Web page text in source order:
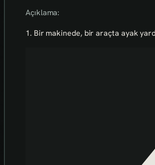
Açıklama:
1. Bir makinede, bir araçta ayak